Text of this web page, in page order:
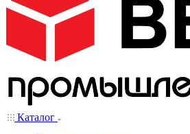
Каталог